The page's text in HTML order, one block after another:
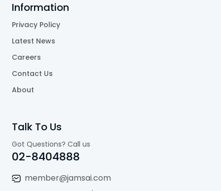
Information
Privacy Policy
Latest News
Careers
Contact Us
About
Talk To Us
Got Questions? Call us
02-8404888
member@jamsai.com